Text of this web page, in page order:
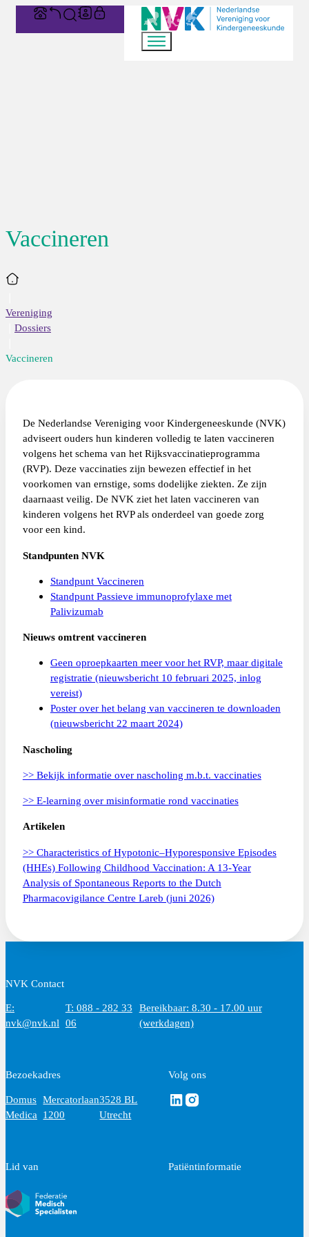
Vaccineren
Home
Vereniging
Dossiers
Vaccineren
De Nederlandse Vereniging voor Kindergeneeskunde (NVK)
adviseert ouders hun kinderen volledig te laten vaccineren
volgens het schema van het Rijksvaccinatieprogramma
(RVP). Deze vaccinaties zijn bewezen effectief in het
voorkomen van ernstige, soms dodelijke ziekten. Ze zijn
daarnaast veilig. De NVK ziet het laten vaccineren van
kinderen volgens het RVP als onderdeel van goede zorg
voor een kind.
Standpunten NVK
Standpunt Vaccineren
Standpunt Passieve immunoprofylaxe met
Palivizumab
Nieuws omtrent vaccineren
Geen oproepkaarten meer voor het RVP, maar digitale
registratie (nieuwsbericht 10 februari 2025, inlog
vereist)
Poster over het belang van vaccineren te downloaden
(nieuwsbericht 22 maart 2024)
Nascholing
>> Bekijk informatie over nascholing m.b.t. vaccinaties
>> E-learning over misinformatie rond vaccinaties
Artikelen
>> Characteristics of Hypotonic–Hyporesponsive Episodes
(HHEs) Following Childhood Vaccination: A 13-Year
Analysis of Spontaneous Reports to the Dutch
Pharmacovigilance Centre Lareb (juni 2026)
NVK Contact
E:
nvk@nvk.nl
T: 088 - 282 33
06
Bereikbaar: 8.30 - 17.00 uur
(werkdagen)
Bezoekadres
Domus
Medica
Mercatorlaan
1200
3528 BL
Utrecht
Volg ons
Volg ons via Linkedin
Volg ons via Instagram
Lid van Patiëntinformatie